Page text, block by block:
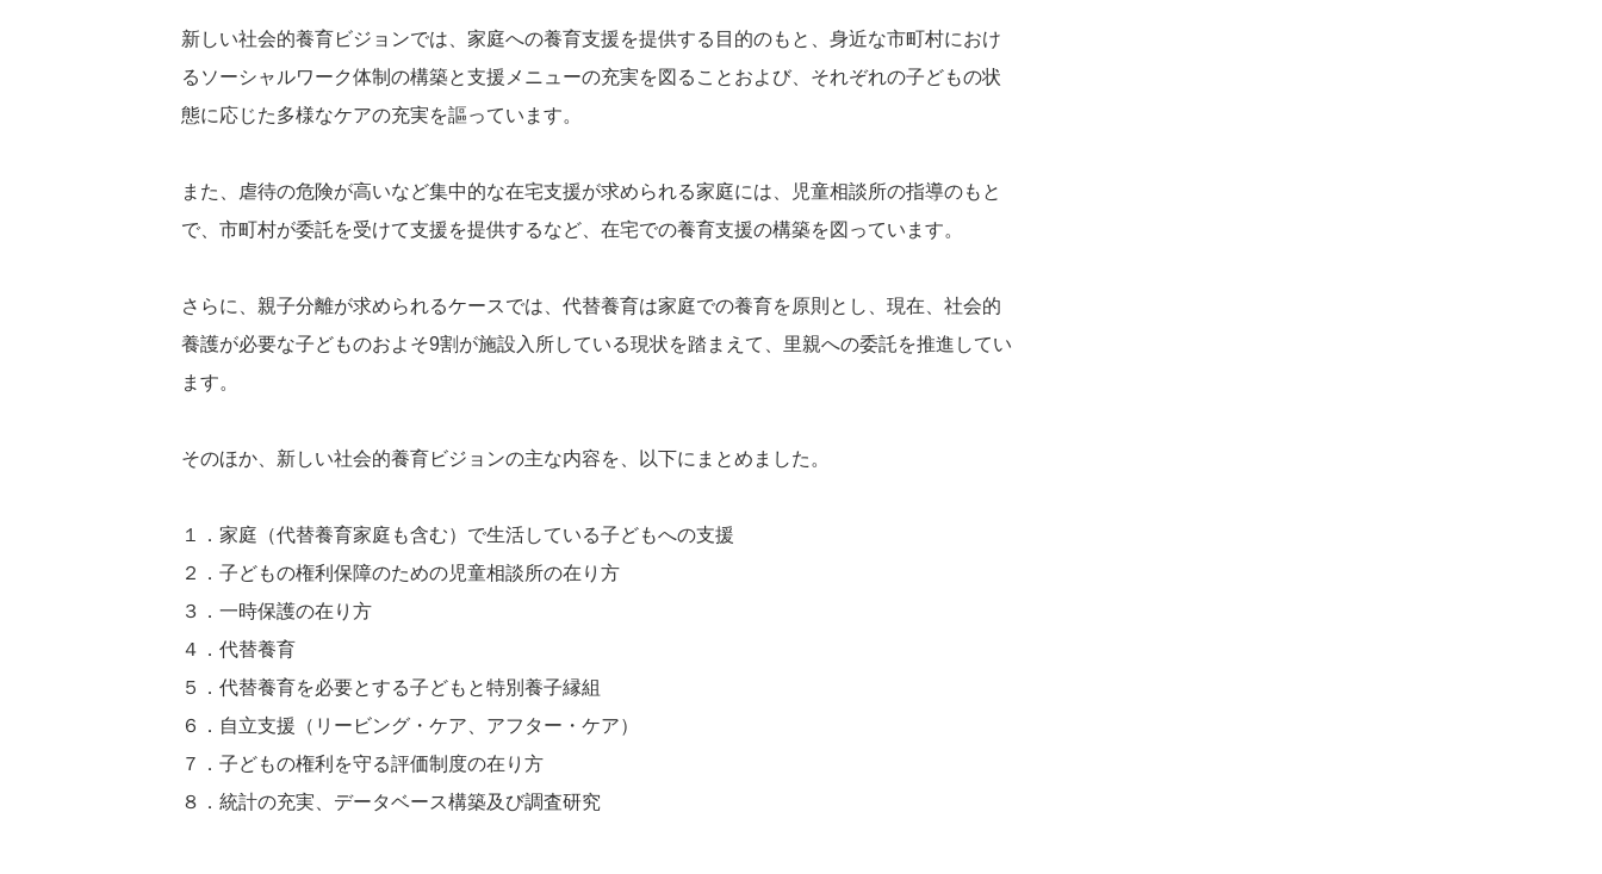
新しい社会的養育ビジョンでは、家庭への養育支援を提供する目的のもと、身近な市町村におけ
るソーシャルワーク体制の構築と支援メニューの充実を図ることおよび、それぞれの子どもの状
態に応じた多様なケアの充実を謳っています。
また、虐待の危険が高いなど集中的な在宅支援が求められる家庭には、児童相談所の指導のもと
で、市町村が委託を受けて支援を提供するなど、在宅での養育支援の構築を図っています。
さらに、親子分離が求められるケースでは、代替養育は家庭での養育を原則とし、現在、社会的
養護が必要な子どものおよそ9割が施設入所している現状を踏まえて、里親への委託を推進してい
ます。
そのほか、新しい社会的養育ビジョンの主な内容を、以下にまとめました。
１．家庭（代替養育家庭も含む）で生活している子どもへの支援
２．子どもの権利保障のための児童相談所の在り方
３．一時保護の在り方
４．代替養育
５．代替養育を必要とする子どもと特別養子縁組
６．自立支援（リービング・ケア、アフター・ケア）
７．子どもの権利を守る評価制度の在り方
８．統計の充実、データベース構築及び調査研究